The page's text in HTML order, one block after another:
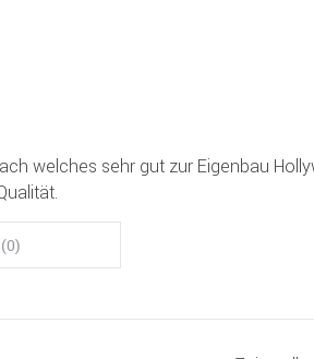
welches sehr gut zur Eigenbau